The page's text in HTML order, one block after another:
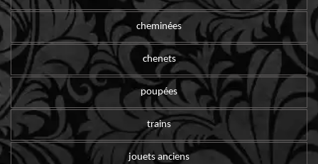
cheminées
chenets
poupées
trains
jouets anciens